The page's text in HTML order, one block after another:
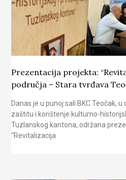
Prezentacija projekta:
područja – Stara tvrđava
Danas je u punoj sali BKC Teočak,
zaštitu i korištenje kulturno-
Tuzlanskog kantona, održana
“Revitalizacija